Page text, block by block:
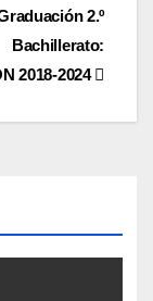
2.º
Bachillerato:
2018-2024